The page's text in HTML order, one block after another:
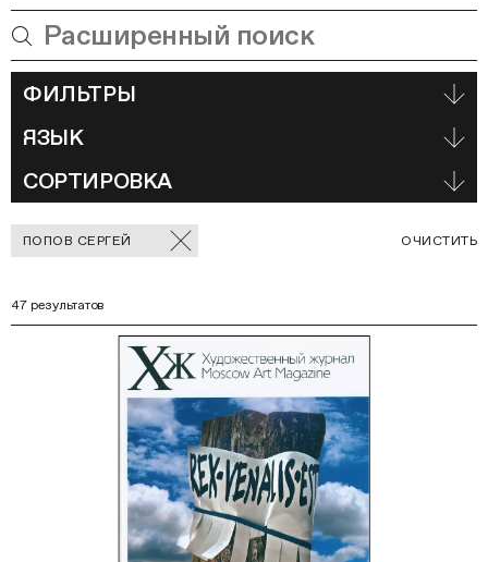
ФИЛЬТРЫ
ЯЗЫК
СОРТИРОВКА
Отмеченные
фильтры
ПОПОВ СЕРГЕЙ ОЧИСТИТЬ
47 результатов